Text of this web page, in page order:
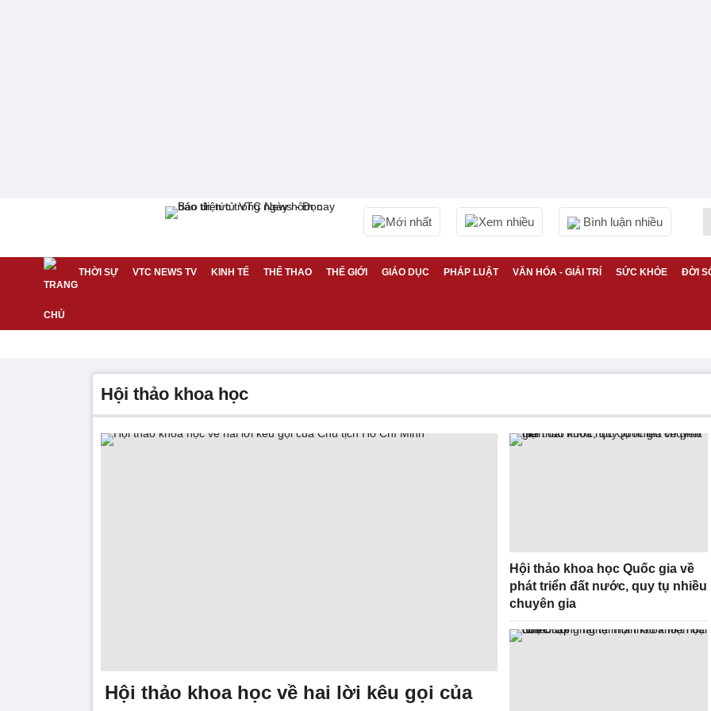
Mới nhất Xem nhiều Bình luận nhiều
THỜI SỰ VTC NEWS TV KINH TẾ THỂ THAO THẾ GIỚI GIÁO DỤC PHÁP LUẬT VĂN HÓA - GIẢI TRÍ SỨC KHỎE ĐỜI
hội thảo khoa học
Hội thảo khoa học về hai lời kêu gọi của
Hội thảo khoa học Quốc gia về
phát triển đất nước, quy tụ nhiều
chuyên gia